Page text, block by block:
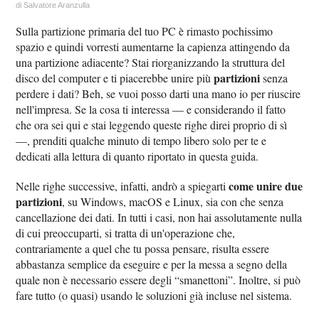
diSalvatore Aranzulla
Sulla partizione primaria del tuo PC è rimasto pochissimo
spazio e quindi vorresti aumentarne la capienza attingendo da
una partizione adiacente? Stai riorganizzando la struttura del
disco del computer e ti piacerebbe unire piùpartizionisenza
perdere i dati? Beh, se vuoi posso darti una mano io per riuscire
nell'impresa. Se la cosa ti interessa — e considerando il fatto
che ora sei qui e stai leggendo queste righe direi proprio di sì
—, prenditi qualche minuto di tempo libero solo per te e
dedicati alla lettura di quanto riportato in questa guida.
Nelle righe successive, infatti, andrò a spiegarticome unire due
partizioni, su Windows, macOS e Linux, sia con che senza
cancellazione dei dati. In tutti i casi, non hai assolutamente nulla
di cui preoccuparti, si tratta di un'operazione che,
contrariamente a quel che tu possa pensare, risulta essere
abbastanza semplice da eseguire e per la messa a segno della
quale non è necessario essere degli “smanettoni”. Inoltre, si può
fare tutto (o quasi) usando le soluzioni già incluse nel sistema.